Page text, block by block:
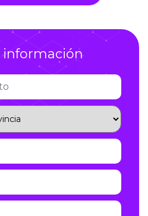
información